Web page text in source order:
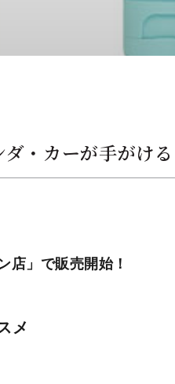
カーが手がける
店」で販売開始！
メ